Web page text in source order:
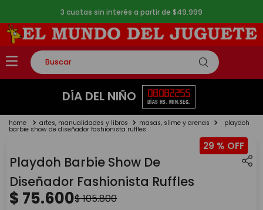
3 cuotas sin interés a partir de $49.999
Buscar
TÉRMINOS MÁS BUSCADOS
2.
lego
4
monopatin
5. toy story
DÍA DEL NIÑO 08
DÍAS
08
HS.
22
MIN.
54
SEG.
artes, manualidades y libros masas, slime y arenas playdoh
barbie show de diseñador fashionista ruffles
29 %
Playdoh Barbie Show De
Diseñador Fashionista Ruffles
$ 75.600$105.800